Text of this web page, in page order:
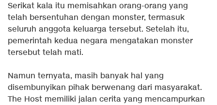
Serikat kala itu memisahkan orang-orang yang
telah bersentuhan dengan monster, termasuk
seluruh anggota keluarga tersebut. Setelah itu,
pemerintah kedua negara mengatakan monster
tersebut telah mati.
Namun ternyata, masih banyak hal yang
disembunyikan pihak berwenang dari masyarakat.
The Host memiliki jalan cerita yang mencampurkan